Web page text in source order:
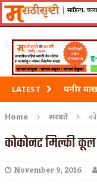
LATEST पनीर
पावभाजी
इडली
Home सरबते
कोकोनट मिल्की कूल
November 9, 2016